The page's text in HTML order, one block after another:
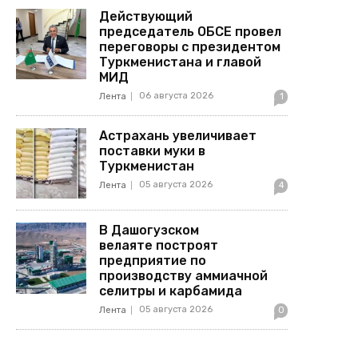
Действующий
председатель ОБСЕ провел
переговоры с президентом
Туркменистана и главой
МИД
Лента 06 августа 2026 1
Астрахань увеличивает
поставки муки в
Туркменистан
Лента 05 августа 2026 4
В Дашогузском
велаяте построят
предприятие по
производству аммиачной
селитры и карбамида
Лента 05 августа 2026 0